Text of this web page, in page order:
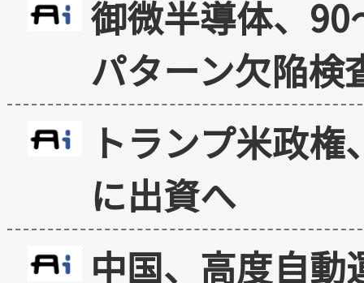
御微半導体、
パターン欠陥検
トランプ米政
に出資へ
中国、高度自